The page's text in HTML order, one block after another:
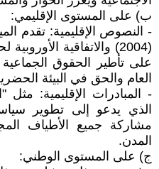
‌ب) على المستوى الإقليمي:
- النصوص الإقليمية: تقدم
على تأطير الحقوق الجماعية
العام والحق في البيئة
- المبادرات الإقليمية: مثل
الذي يدعو إلى تطوير
مشاركة جميع الأطياف
المدن.
‌ج) على المستوى الوطني: